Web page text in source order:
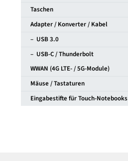
Taschen
Adapter / Konverter / Kabel
– USB 3.0
– USB-C / Thunderbolt
WWAN (4G LTE- / 5G-Module)
Mäuse / Tastaturen
Eingabestifte für Touch-Notebooks